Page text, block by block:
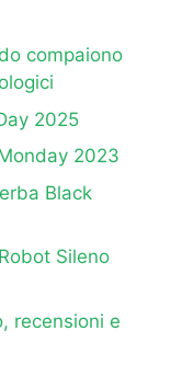
compaiono
2025
2023
Black
Sileno
recensioni e